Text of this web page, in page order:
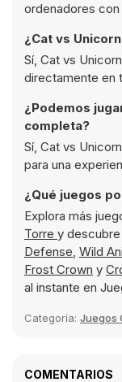
ordenadores
¿Cat vs
Sí, Cat vs
directamente en
¿Podemos
completa?
Sí, Cat vs
para una
¿Qué juegos
Explora más
Torre y
Defense, Wild
Frost Crown y
al instante en
Categoría: Juegos
COMENTARIOS